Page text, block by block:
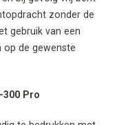
zonder de
gebruik van een
op de gewenste
Pro